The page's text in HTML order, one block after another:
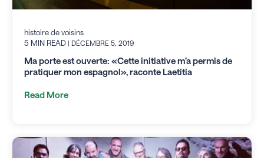
histoire de voisins
5 MIN READ | DÉCEMBRE 5, 2019
Ma porte est ouverte: «Cette initiative m’a permis de
pratiquer mon espagnol», raconte Laetitia
Read More